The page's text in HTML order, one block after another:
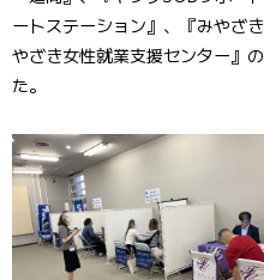
ートステーション』、『みやざ
やざき女性就業支援センター』
た。